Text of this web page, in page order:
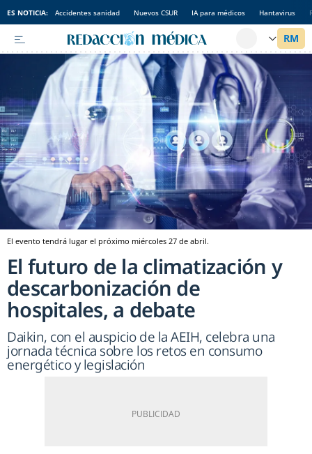
ES NOTICIA: Accidentes sanidad Nuevos CSUR IA para médicos Hantavirus
El evento tendrá lugar el próximo miércoles 27 de abril.
El futuro de la climatización y
descarbonización de
hospitales, a debate
Daikin, con el auspicio de la AEIH, celebra una
jornada técnica sobre los retos en consumo
energético y legislación